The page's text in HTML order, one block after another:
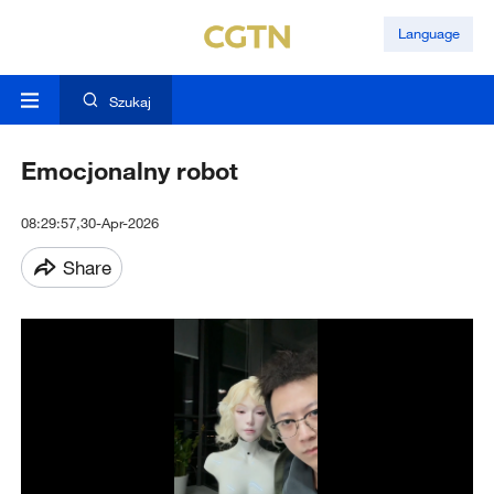
Language
Szukaj
Emocjonalny robot
08:29:57,30-Apr-2026
Share